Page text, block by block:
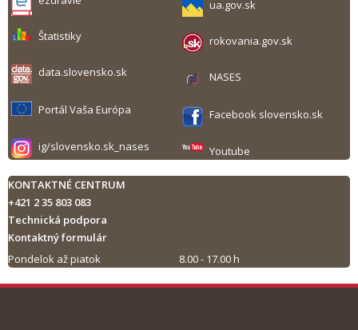
ua.gov.sk
Štatistiky rokovania.gov.sk
data.slovensko.sk NASES
Portál Vaša Európa Facebook slovensko.sk
ig/slovensko.sk_nases Youtube
KONTAKTNÉ CENTRUM
+421 2 35 803 083
Technická podpora
Kontaktný formulár
Pondelok až piatok
8.00 - 17.00 h
Tlač obsahu